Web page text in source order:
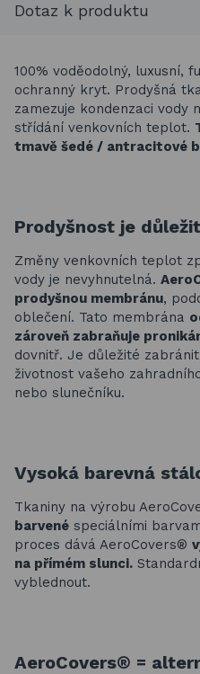
Dotaz k produktu
100% voděodolný, luxusní,
ochranný kryt. Prodyšná
zamezuje kondenzaci vody
střídání venkovních teplot.
tmavě šedé / antracitové
Prodyšnost je
Změny venkovních teplot
vody je nevyhnutelná.
prodyšnou membránu,
oblečení. Tato membrána
zároveň zabraňuje
dovnitř. Je důležité
životnost vašeho
nebo slunečníku.
Vysoká barevná
Tkaniny na výrobu
barvené speciálními
proces dává AeroCovers®
na přímém slunci.
vyblednout.
AeroCovers® = a